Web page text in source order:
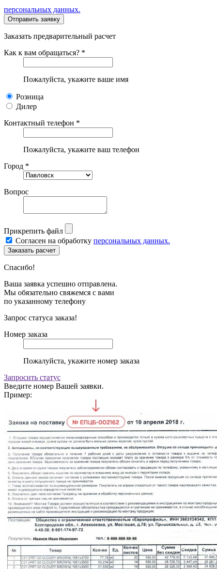
персональных данных.
Заказать предварительный расчет
Как к вам обращаться? *
Пожалуйста, укажите ваше имя
Розница
Дилер
Контактный телефон *
Пожалуйста, укажите ваш телефон
Город *
Вопрос
Прикрепить файл
Согласен на обработку персональных данных.
Спасибо!
Ваша заявка успешно отправлена.
Мы обязательно свяжемся с вами
по указанному телефону
Запрос статуса заказа!
Номер заказа
Пожалуйста, укажите номер заказа
Запросить статус
Введите номер Вашей заявки.
Пример: